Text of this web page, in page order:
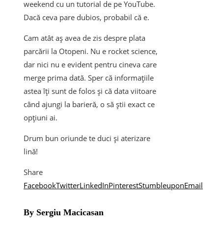
weekend cu un tutorial de pe YouTube.
Dacă ceva pare dubios, probabil că e.
Cam atât aș avea de zis despre plata
parcării la Otopeni. Nu e rocket science,
dar nici nu e evident pentru cineva care
merge prima dată. Sper că informațiile
astea îți sunt de folos și că data viitoare
când ajungi la barieră, o să știi exact ce
opțiuni ai.
Drum bun oriunde te duci și aterizare
lină!
Share
FacebookTwitterLinkedInPinterestStumbleuponEmail
By Sergiu Macicasan